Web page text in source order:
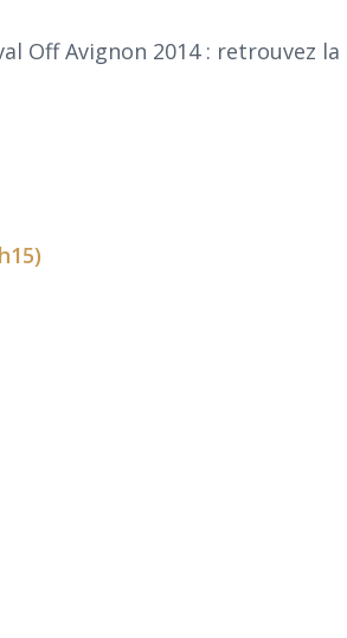
Off Avignon 2014 : retrouvez